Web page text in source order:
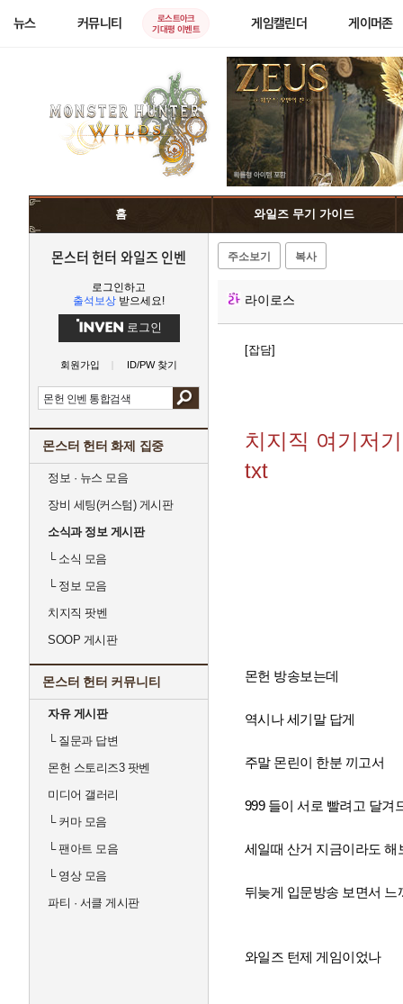
뉴스 커뮤니티
로스트아크
기대평 이벤트
게임캘린더 게이머존
홈 와일즈 무기 가이드
몬스터 헌터 와일즈 인벤
로그인하고
출석보상 받으세요!
로그인
회원가입 ID/PW 찾기
몬스터 헌터 화제 집중
정보 · 뉴스 모음
장비 세팅(커스텀) 게시판
소식과 정보 게시판
└소식 모음
└정보 모음
치지직 팟벤
SOOP 게시판
몬스터 헌터 커뮤니티
자유 게시판
└질문과 답변
몬헌 스토리즈3 팟벤
미디어 갤러리
└커마 모음
└팬아트 모음
└영상 모음
파티 · 서클 게시판
주소보기 복사
라이로스
[잡담]
치지직 여기저
txt
몬헌 방송보는데
역시나 세기말 답게
주말 몬린이 한분 끼고서
999 들이 서로 빨려고 달겨
세일때 산거 지금이라도 해
뒤늦게 입문방송 보면서 느
와일즈 턴제 게임이었나